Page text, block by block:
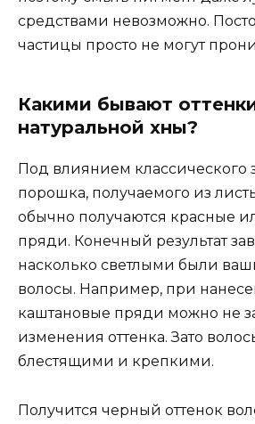
средствами невозможно.
частицы просто не могут
Какими бывают
натуральной хны?
Под влиянием классического
порошка, получаемого из
обычно получаются красные
пряди. Конечный результат
насколько светлыми были
волосы. Например, при
каштановые пряди можно не
изменения оттенка. Зато
блестящими и крепкими.
Получится черный оттенок